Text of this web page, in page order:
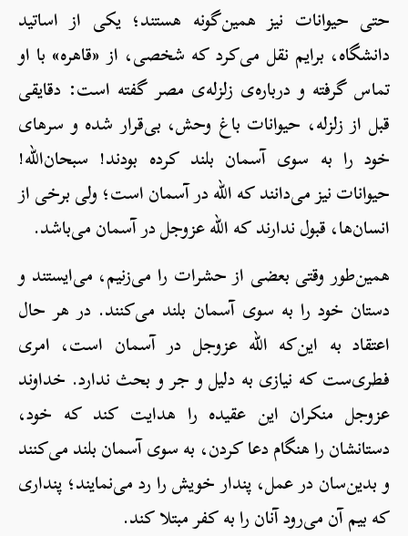
حتی حیوانات نیز همین‌گونه هستند؛ یکی از اساتید
دانشگاه، برایم نقل می‌کرد که شخصی، از «قاهره» با او
تماس گرفته و درباره‌ی زلزله‌ی مصر گفته است: دقایقی
قبل از زلزله، حیوانات باغ وحش، بی‌قرار شده و سرهای
خود را به سوی آسمان بلند کرده بودند! سبحان‌الله!
حیوانات نیز می‌دانند که الله در آسمان است؛ ولی برخی از
انسان‌ها، قبول ندارند که الله عزوجل در آسمان می‌باشد.
همین‌طور وقتی بعضی از حشرات را می‌زنیم، می‌ایستند و
دستان خود را به سوی آسمان بلند می‌کنند. در هر حال
اعتقاد به این‌که الله عزوجل در آسمان است، امری
فطری‌ست که نیازی به دلیل و جر و بحث ندارد. خداوند
عزوجل منکران این عقیده را هدایت کند که خود،
دستانشان را هنگام دعا کردن، به سوی آسمان بلند می‌کنند
و بدین‌سان در عمل، پندار خویش را رد می‌نمایند؛ پنداری
که بیم آن می‌رود آنان را به کفر مبتلا کند.